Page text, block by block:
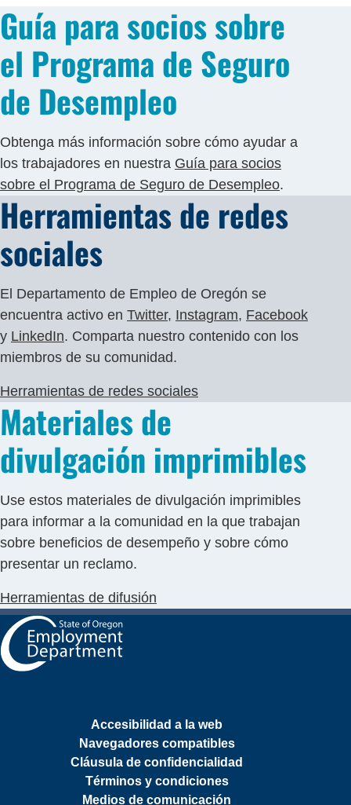
Guía para socios sobre
el Programa de Seguro
de Desempleo
Obtenga más información sobre cómo ayudar a
los trabajadores en nuestra Guía para socios
sobre el Programa de Seguro de Desempleo.
Herramientas de redes
sociales
El Departamento de Empleo de Oregón se
encuentra activo en Twitter, Instagram, Facebook
y LinkedIn. Comparta nuestro contenido con los
miembros de su comunidad.
Herramientas de redes sociales
Materiales de
divulgación imprimibles
Use estos materiales de divulgación imprimibles
para informar a la comunidad en la que trabajan
sobre beneficios de desempeño y sobre cómo
presentar un reclamo.
Herramientas de difusión
Accesibilidad a la web
Navegadores compatibles
Cláusula de confidencialidad
Términos y condiciones
Medios de comunicación